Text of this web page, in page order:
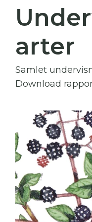
arter
Samlet
Download